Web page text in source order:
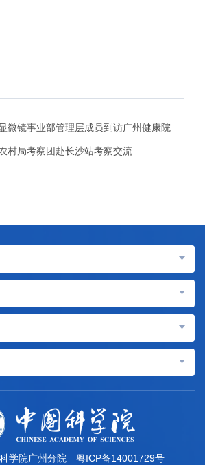
微镜事业部管理层成员到访广州健康院
村局考察团赴长沙站考察交流
学院广州分院 粤ICP备14001729号